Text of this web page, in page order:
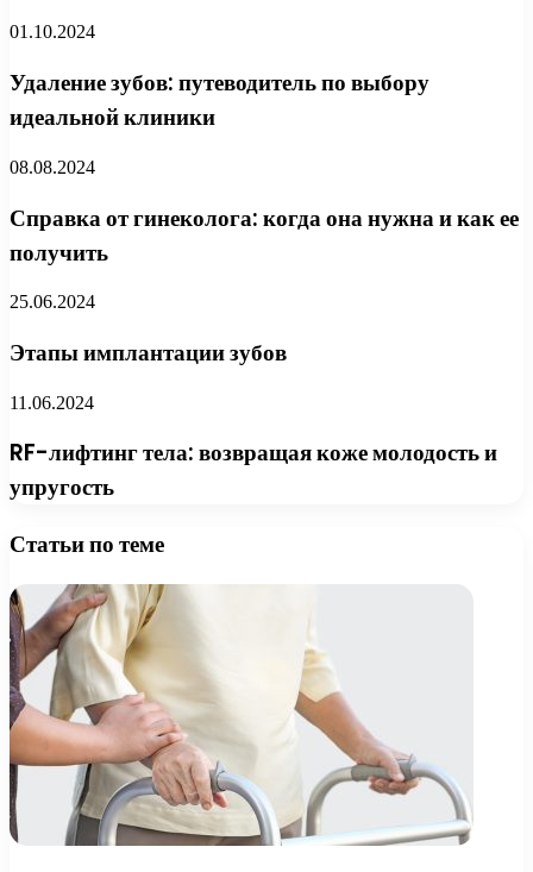
01.10.2024
Удаление зубов: путеводитель по выбору
идеальной клиники
08.08.2024
Справка от гинеколога: когда она нужна и как ее
получить
25.06.2024
Этапы имплантации зубов
11.06.2024
RF-лифтинг тела: возвращая коже молодость и
упругость
Статьи по теме